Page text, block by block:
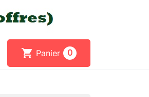
shopping_cart Panier 0